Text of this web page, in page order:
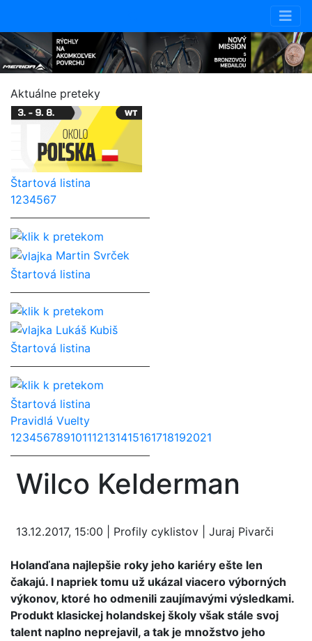
Aktuálne preteky
Štartová listina
1234567
Martin Svrček
Štartová listina
Lukáš Kubiš
Štartová listina
Štartová listina
Pravidlá Vuelty
123456789101112131415161718192021
Wilco Kelderman
13.12.2017, 15:00 | Profily cyklistov | Juraj Pivarči
Holanďana najlepšie roky jeho kariéry ešte len
čakajú. I napriek tomu už ukázal viacero výborných
výkonov, ktoré ho odmenili zaujímavými výsledkami.
Produkt klasickej holandskej školy však stále svoj
talent naplno neprejavil, a tak je množstvo jeho